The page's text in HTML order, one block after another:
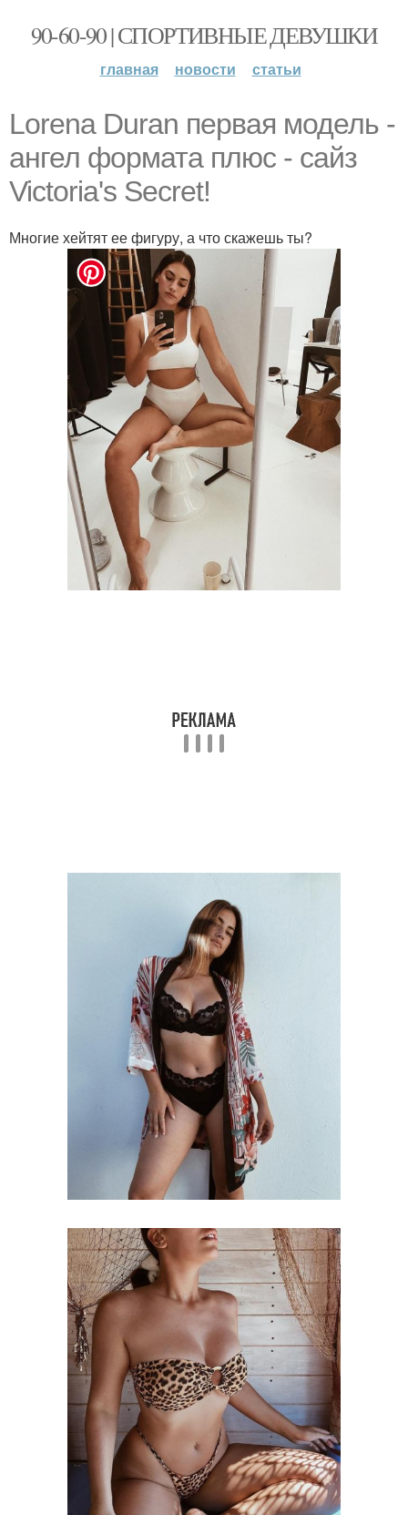
90-60-90 | СПОРТИВНЫЕ ДЕВУШКИ
главная новости статьи
Lorena Duran первая модель -
ангел формата плюс - сайз
Victoria's Secret!
Многие хейтят ее фигуру, а что скажешь ты?